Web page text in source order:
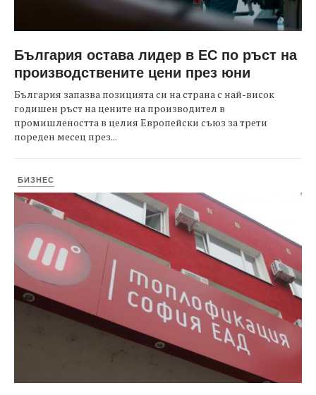
България остава лидер в ЕС по ръст на
производствените цени през юни
България запазва позицията си на страна с най-висок
годишен ръст на цените на производител в
промишлеността в целия Европейски съюз за трети
пореден месец през...
БИЗНЕС